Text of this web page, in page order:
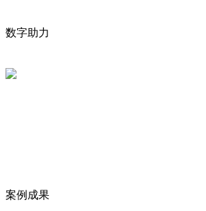
数字助力
案例成果